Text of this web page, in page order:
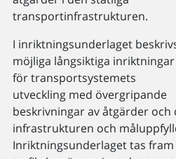
transportinfrastrukturen.
I inriktningsunderlaget
möjliga långsiktiga inriktningar
för transportsystemets
utveckling med övergripande
beskrivningar av åtgärder
infrastrukturen och
Inriktningsunderlaget tas